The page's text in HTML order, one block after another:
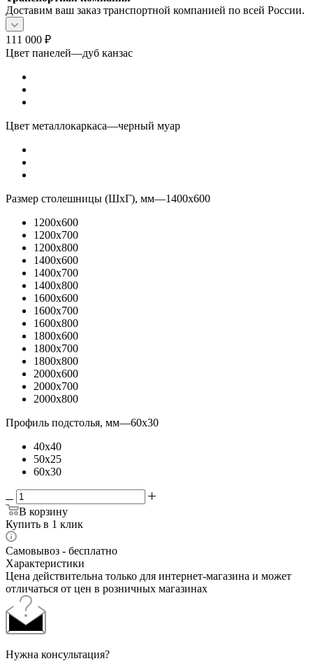
Доставим ваш заказ транспортной компанией по всей России.
111 000 ₽
Цвет панелей—дуб канзас
Цвет металлокаркаса—черный муар
Размер столешницы (ШхГ), мм—1400x600
1200x600
1200x700
1200x800
1400x600
1400x700
1400x800
1600x600
1600x700
1600x800
1800x600
1800x700
1800x800
2000x600
2000x700
2000x800
Профиль подстолья, мм—60x30
40x40
50x25
60x30
В корзину
Купить в 1 клик
Самовывоз - бесплатно
Характеристики
Цена действительна только для интернет-магазина и может
отличаться от цен в розничных магазинах
Нужна консультация?